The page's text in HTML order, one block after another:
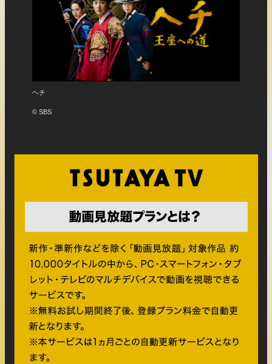
30歳まで童貞だと魔法使いになれるらしい
© 豊田悠／SQUARE ENIX・「30歳まで童貞だと魔法使いになれるら